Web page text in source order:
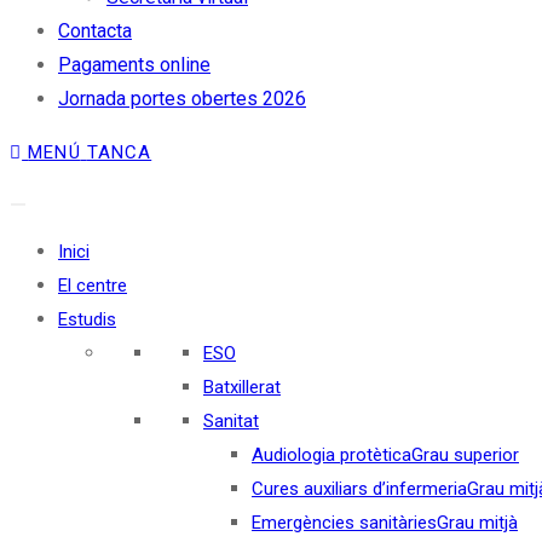
Contacta
Pagaments online
Jornada portes obertes 2026
MENÚ TANCA
Inici
El centre
Estudis
ESO
Batxillerat
Sanitat
Audiologia protèticaGrau superior
Cures auxiliars d’infermeriaGrau
Emergències sanitàriesGrau mitjà